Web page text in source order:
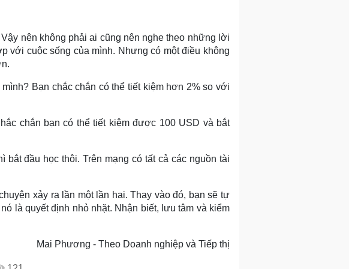
nên không phải ai cũng nên nghe theo những lời
với cuộc sống của mình. Nhưng có một điều không
Bạn chắc chắn có thể tiết kiệm hơn 2% so với
chắn bạn có thể tiết kiệm được 100 USD và bắt
đầu học thôi. Trên mạng có tất cả các nguồn tài
xảy ra lần một lần hai. Thay vào đó, bạn sẽ tự
là quyết định nhỏ nhặt. Nhận biết, lưu tâm và kiểm
Mai Phương - Theo Doanh nghiệp và Tiếp thị